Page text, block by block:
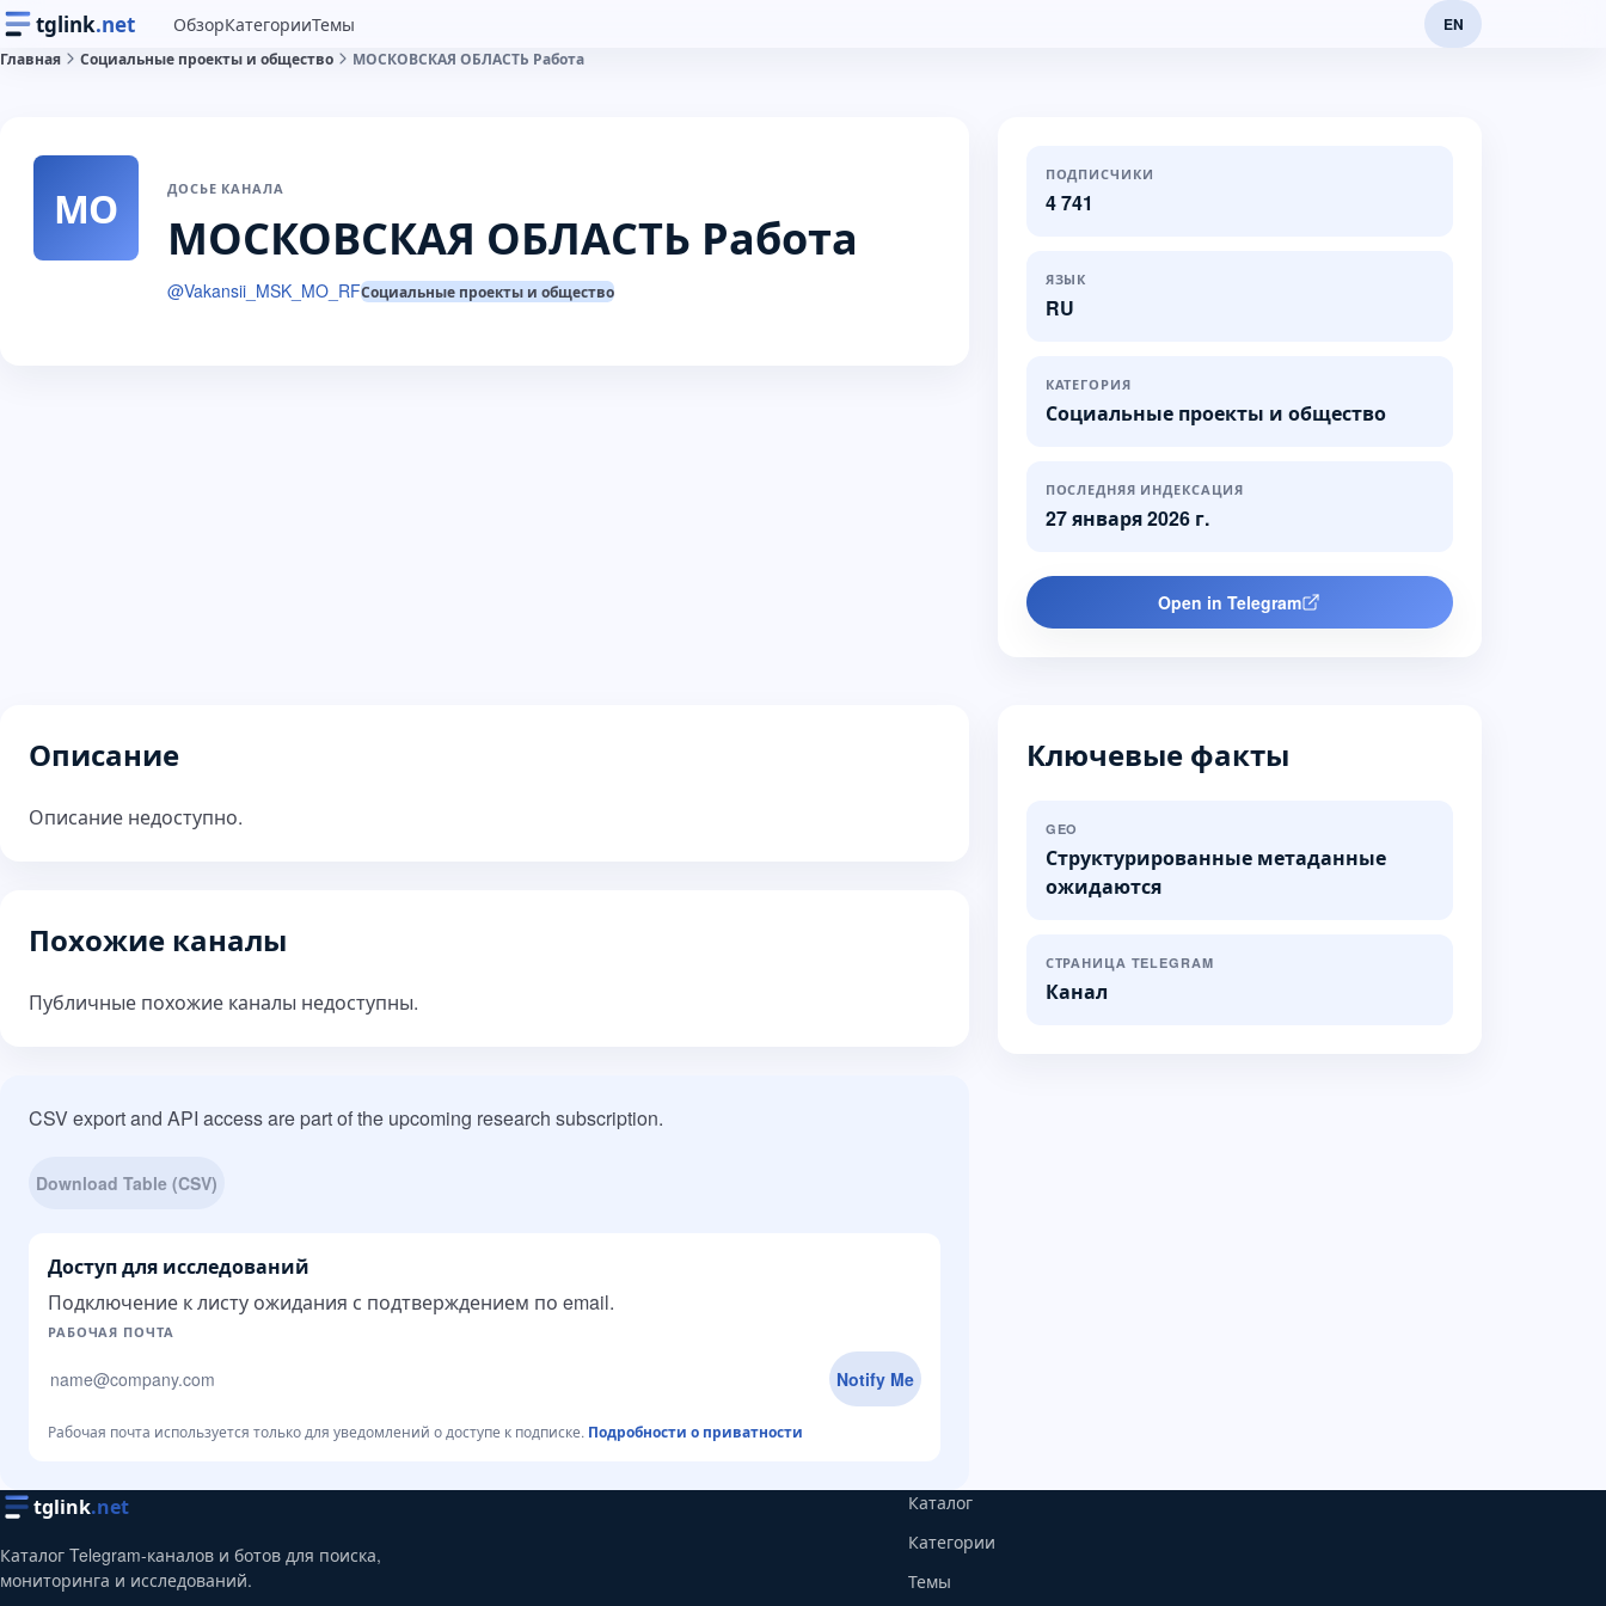
tglink.net ОбзорКатегорииТемы
EN
Главная
Социальные проекты и общество МОСКОВСКАЯ ОБЛАСТЬ Работа
МО ДОСЬЕ КАНАЛА
МОСКОВСКАЯ ОБЛАСТЬ Работа
@Vakansii_MSK_MO_RFСоциальные проекты и общество
ПОДПИСЧИКИ
4 741
ЯЗЫК
RU
КАТЕГОРИЯ
Социальные проекты и общество
ПОСЛЕДНЯЯ ИНДЕКСАЦИЯ
27 января 2026 г.
Open in Telegram
Описание
Описание недоступно.
Похожие каналы
Публичные похожие каналы недоступны.
CSV export and API access are part of the upcoming research subscription.
Download Table (CSV)
Доступ для исследований
Подключение к листу ожидания с подтверждением по email.
Сайт компании
РАБОЧАЯ ПОЧТА
Notify Me
Рабочая почта используется только для уведомлений о доступе к подписке. Подробности о приватности
Ключевые факты
GEO
Структурированные метаданные
ожидаются
СТРАНИЦА TELEGRAM
Канал
tglink.net
Каталог Telegram-каналов и ботов для поиска,
мониторинга и исследований.
Каталог
Категории
Темы